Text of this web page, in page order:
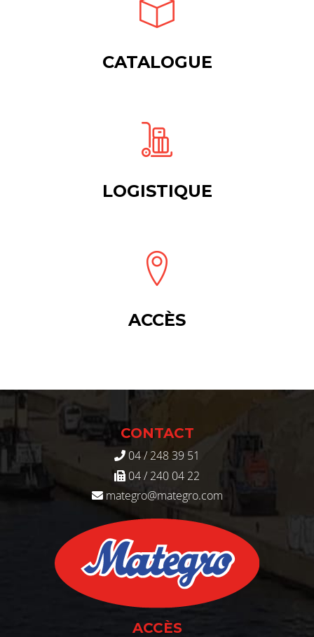
CATALOGUE
LOGISTIQUE
ACCÈS
CONTACT
04 / 248 39 51
04 / 240 04 22
mategro@mategro.com
ACCÈS